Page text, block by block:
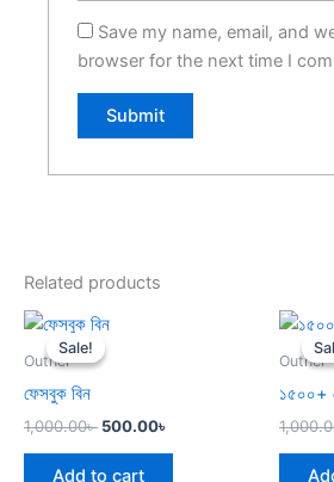
Save my name, email, and
browser for the next time I
Related products
Sale!
Sale!
Outher
ফেসবুক বিন
1,000.00৳
Original
was:
500.00৳
Add to cart
Outher
১৫০০+